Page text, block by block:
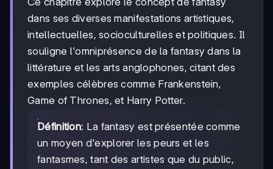
dans ses diverses manifestations artistiques,
intellectuelles, socioculturelles et politiques. Il
souligne l'omniprésence de la fantasy dans la
littérature et les arts anglophones, citant des
exemples célèbres comme Frankenstein,
Game of Thrones, et Harry Potter.
Définition: La fantasy est présentée comme
un moyen d'explorer les peurs et les
fantasmes, tant des artistes que du public,